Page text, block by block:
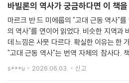
바빌론의 역사가 궁금하다면 이 책
마르크 반 드 미에룹의 "고대 근동 역사"
의 역사"를 연이어 읽었다. 비슷한 지역과
데 느낌은 사뭇 다르다. 확실한 이유는 한
"고대 근동 역사"는 번역 자체의 참사다.
어버렸다. "바빌론의 역사"는 저자의 문장
s***u 2026.06.03. 신고